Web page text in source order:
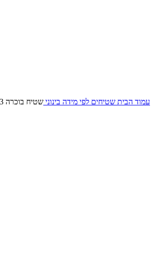
עמוד הבית שטיחים לפי מידה בינוני שטיח בוכרה #733